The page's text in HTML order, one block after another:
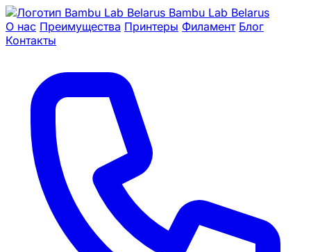
Bambu Lab Belarus
О нас Преимущества Принтеры Филамент Блог
Контакты